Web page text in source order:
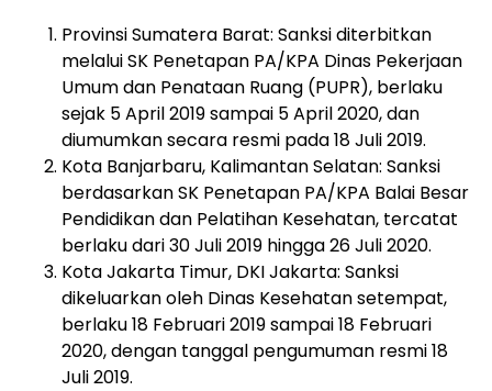
Provinsi Sumatera Barat: Sanksi diterbitkan
melalui SK Penetapan PA/KPA Dinas Pekerjaan
Umum dan Penataan Ruang (PUPR), berlaku
sejak 5 April 2019 sampai 5 April 2020, dan
diumumkan secara resmi pada 18 Juli 2019.
Kota Banjarbaru, Kalimantan Selatan: Sanksi
berdasarkan SK Penetapan PA/KPA Balai Besar
Pendidikan dan Pelatihan Kesehatan, tercatat
berlaku dari 30 Juli 2019 hingga 26 Juli 2020.
Kota Jakarta Timur, DKI Jakarta: Sanksi
dikeluarkan oleh Dinas Kesehatan setempat,
berlaku 18 Februari 2019 sampai 18 Februari
2020, dengan tanggal pengumuman resmi 18
Juli 2019.